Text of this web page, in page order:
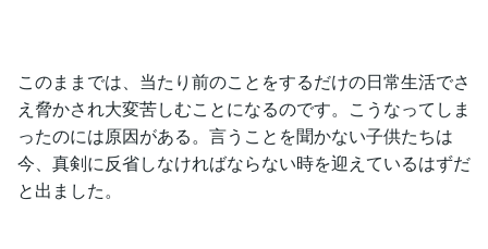
このままでは、当たり前のことをするだけの日常生活でさ
え脅かされ大変苦しむことになるのです。こうなってしま
ったのには原因がある。言うことを聞かない子供たちは
今、真剣に反省しなければならない時を迎えているはずだ
と出ました。